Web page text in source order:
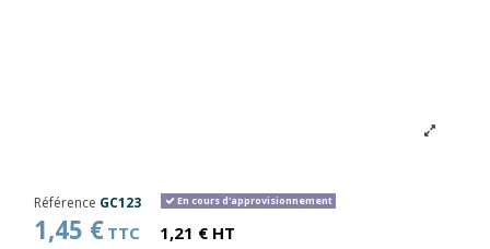
Référence GC123 En cours d'approvisionnement
1,45 € TTC 1,21 € HT